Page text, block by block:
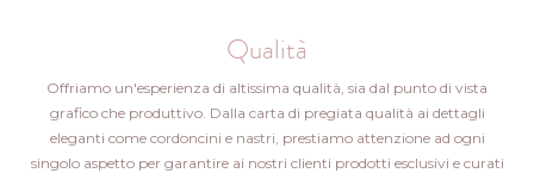
Qualità
Offriamo un'esperienza di altissima qualità, sia dal punto di vista
grafico che produttivo. Dalla carta di pregiata qualità ai dettagli
eleganti come cordoncini e nastri, prestiamo attenzione ad ogni
singolo aspetto per garantire ai nostri clienti prodotti esclusivi e curati